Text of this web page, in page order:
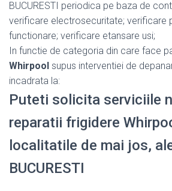
BUCURESTI periodica pe baza de
verificare electrosecuritate; verificare
functionare; verificare etansare usi;
In functie de categoria din care face
Whirpool supus interventiei de
incadrata la:
Puteti solicita serviciile
reparatii frigidere
localitatile de mai jos,
BUCURESTI